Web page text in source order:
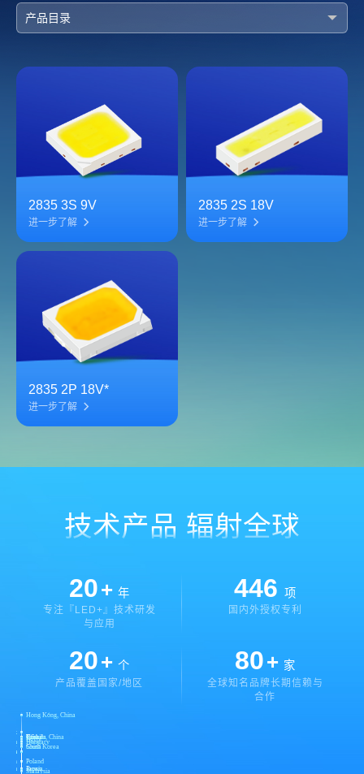
产品目录
2835 3S 9V
进一步了解
2835 2S 18V
进一步了解
2835 2P 18V*
进一步了解
技术产品 辐射全球
20+ 年
专注『LED+』技术研发
与应用
446 项
国内外授权专利
20+ 个
产品覆盖国家/地区
80+ 家
全球知名品牌长期信赖与
合作
USA
Canada
Brazil
Spain
Hungary
Poland
Egypt
India
Russia
China
Hong Kong, China
Taiwan, China
South Korea
Japan
Malaysia